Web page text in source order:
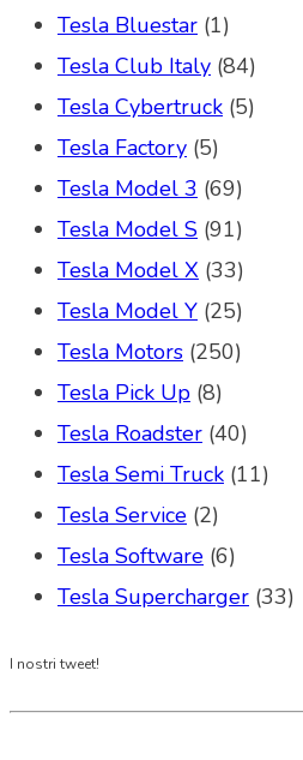
Tesla Bluestar (1)
Tesla Club Italy (84)
Tesla Cybertruck (5)
Tesla Factory (5)
Tesla Model 3 (69)
Tesla Model S (91)
Tesla Model X (33)
Tesla Model Y (25)
Tesla Motors (250)
Tesla Pick Up (8)
Tesla Roadster (40)
Tesla Semi Truck (11)
Tesla Service (2)
Tesla Software (6)
Tesla Supercharger (33)
I nostri tweet!